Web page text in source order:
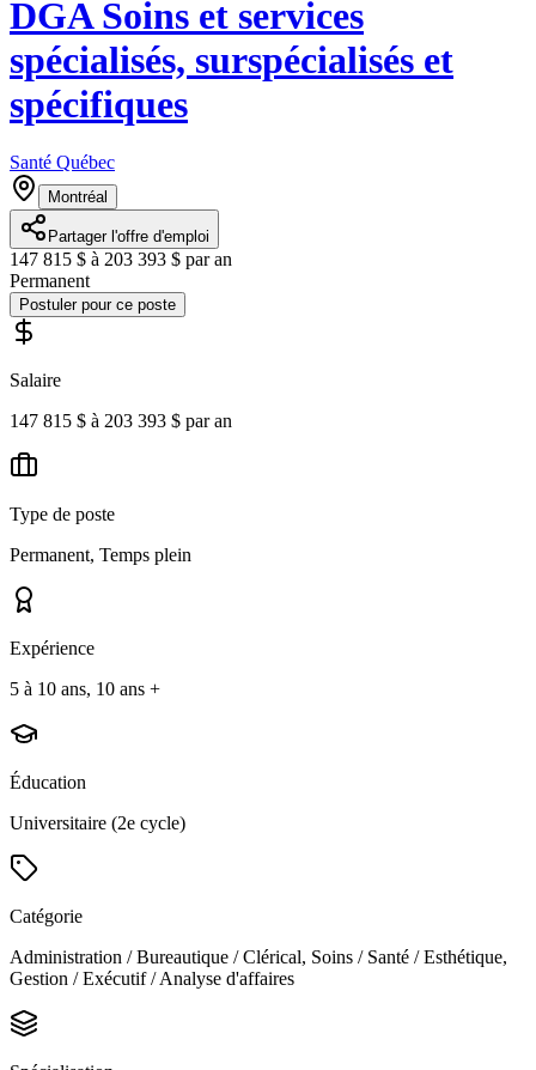
DGA Soins et services
spécialisés, surspécialisés et
spécifiques
Santé Québec
Montréal
Partager l'offre d'emploi
147 815 $ à 203 393 $ par an
Permanent
Postuler pour ce poste
Salaire
147 815 $ à 203 393 $ par an
Type de poste
Permanent, Temps plein
Expérience
5 à 10 ans, 10 ans +
Éducation
Universitaire (2e cycle)
Catégorie
Administration / Bureautique / Clérical, Soins / Santé / Esthétique,
Gestion / Exécutif / Analyse d'affaires